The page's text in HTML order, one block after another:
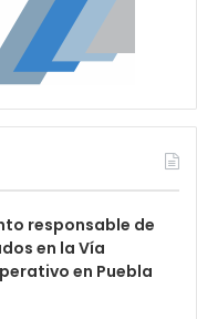
responsable de
en la Vía
en Puebla